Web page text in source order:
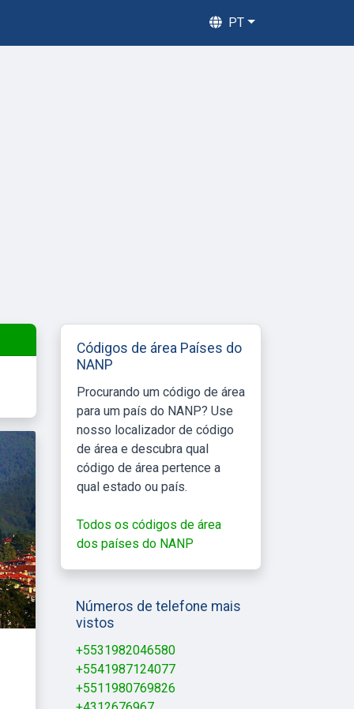
PT
Códigos de área Países do
NANP
Procurando um código de área
para um país do NANP? Use
nosso localizador de código
de área e descubra qual
código de área pertence a
qual estado ou país.
Todos os códigos de área
dos países do NANP
Números de telefone mais
vistos
+5531982046580
+5541987124077
+5511980769826